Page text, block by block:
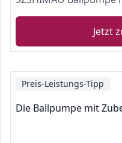
Jetzt
Preis-Leistungs-Tipp
Die Ballpumpe mit